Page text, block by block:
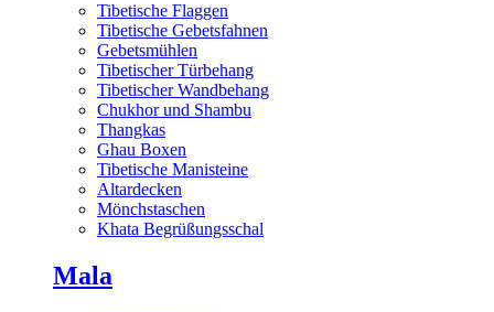
Tibetische Flaggen
Tibetische Gebetsfahnen
Gebetsmühlen
Tibetischer Türbehang
Tibetischer Wandbehang
Chukhor und Shambu
Thangkas
Ghau Boxen
Tibetische Manisteine
Altardecken
Mönchstaschen
Khata Begrüßungsschal
Mala